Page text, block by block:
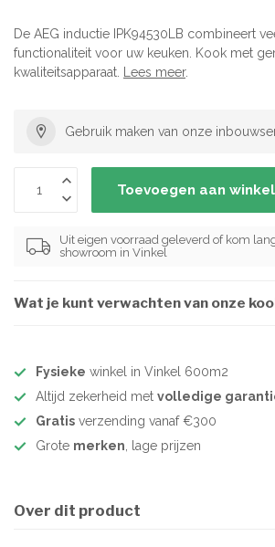
De AEG inductie IPK94530LB combineert
functionaliteit voor uw keuken. Kook met
kwaliteitsapparaat. Lees meer.
Gebruik maken van onze
Toevoegen aan
Uit eigen voorraad geleverd of kom
showroom in Vinkel
Wat je kunt verwachten van onze
Fysieke winkel in Vinkel 600m2
Altijd zekerheid met volledige
Gratis verzending vanaf €300
Grote merken, lage prijzen
Over dit product